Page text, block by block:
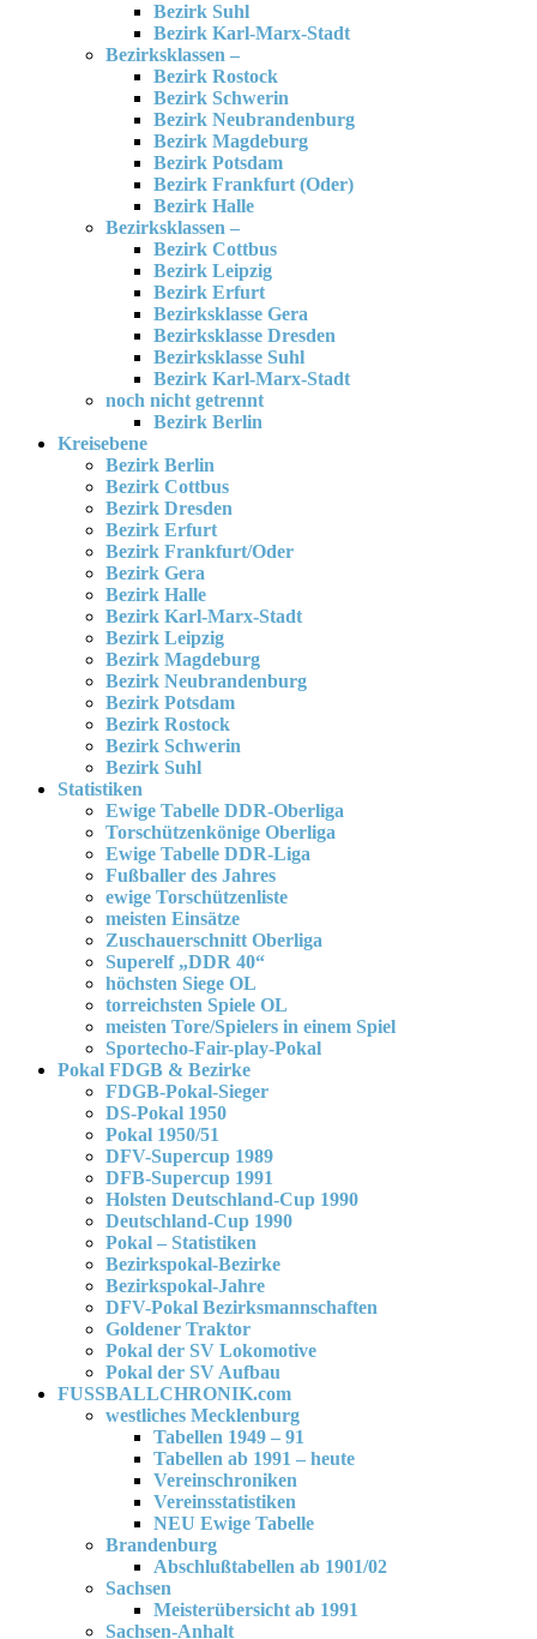
Bezirk Suhl
Bezirk Karl-Marx-Stadt
Bezirksklassen –
Bezirk Rostock
Bezirk Schwerin
Bezirk Neubrandenburg
Bezirk Magdeburg
Bezirk Potsdam
Bezirk Frankfurt (Oder)
Bezirk Halle
Bezirksklassen –
Bezirk Cottbus
Bezirk Leipzig
Bezirk Erfurt
Bezirksklasse Gera
Bezirksklasse Dresden
Bezirksklasse Suhl
Bezirk Karl-Marx-Stadt
noch nicht getrennt
Bezirk Berlin
Kreisebene
Bezirk Berlin
Bezirk Cottbus
Bezirk Dresden
Bezirk Erfurt
Bezirk Frankfurt/Oder
Bezirk Gera
Bezirk Halle
Bezirk Karl-Marx-Stadt
Bezirk Leipzig
Bezirk Magdeburg
Bezirk Neubrandenburg
Bezirk Potsdam
Bezirk Rostock
Bezirk Schwerin
Bezirk Suhl
Statistiken
Ewige Tabelle DDR-Oberliga
Torschützenkönige Oberliga
Ewige Tabelle DDR-Liga
Fußballer des Jahres
ewige Torschützenliste
meisten Einsätze
Zuschauerschnitt Oberliga
Superelf „DDR 40“
höchsten Siege OL
torreichsten Spiele OL
meisten Tore/Spielers in einem Spiel
Sportecho-Fair-play-Pokal
Pokal FDGB & Bezirke
FDGB-Pokal-Sieger
DS-Pokal 1950
Pokal 1950/51
DFV-Supercup 1989
DFB-Supercup 1991
Holsten Deutschland-Cup 1990
Deutschland-Cup 1990
Pokal – Statistiken
Bezirkspokal-Bezirke
Bezirkspokal-Jahre
DFV-Pokal Bezirksmannschaften
Goldener Traktor
Pokal der SV Lokomotive
Pokal der SV Aufbau
FUSSBALLCHRONIK.com
westliches Mecklenburg
Tabellen 1949 – 91
Tabellen ab 1991 – heute
Vereinschroniken
Vereinsstatistiken
NEU Ewige Tabelle
Brandenburg
Abschlußtabellen ab 1901/02
Sachsen
Meisterübersicht ab 1991
Sachsen-Anhalt